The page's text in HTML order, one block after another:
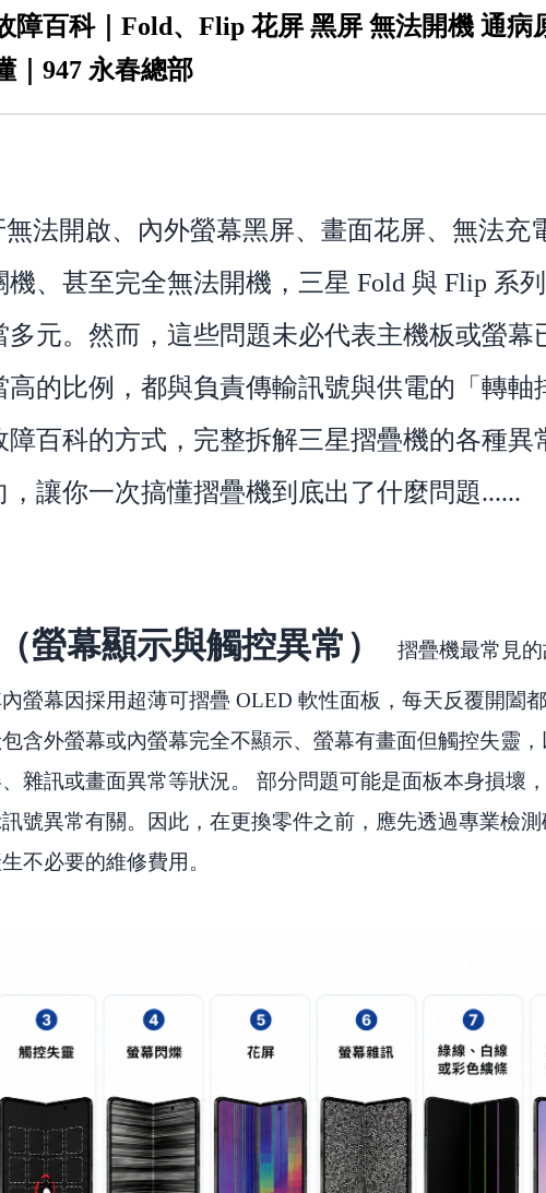
障百科｜Fold、Flip 花屏 黑屏 無法開機 通病
｜947 永春總部
法開啟、內外螢幕黑屏、畫面花屏、無法充
、甚至完全無法開機，三星 Fold 與 Flip 系
元。然而，這些問題未必代表主機板或螢幕
的比例，都與負責傳輸訊號與供電的「轉軸
百科的方式，完整拆解三星摺疊機的各種異
讓你一次搞懂摺疊機到底出了什麼問題......
螢幕顯示與觸控異常） 摺疊機最常見
螢幕因採用超薄可摺疊 OLED 軟性面板，每天反覆開闔
含外螢幕或內螢幕完全不顯示、螢幕有畫面但觸控失靈
雜訊或畫面異常等狀況。
部分問題可能是面板本身損壞
號異常有關。因此，在更換零件之前，應先透過專業檢
不必要的維修費用。